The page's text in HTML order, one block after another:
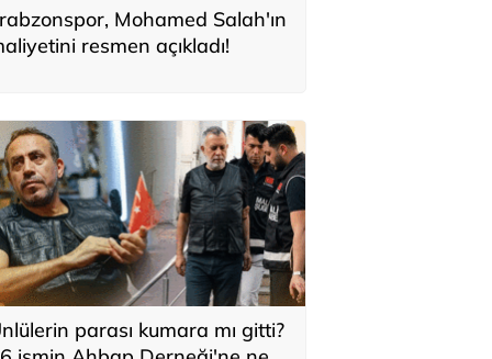
Mohamed Salah'ın
resmen açıkladı!
parası kumara mı gitti?